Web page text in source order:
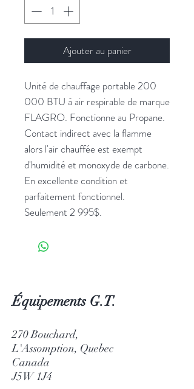
Ajouter au panier
Unité de chauffage portable 200
000 BTU à air respirable de marque
FLAGRO. Fonctionne au Propane.
Contact indirect avec la flamme
alors l'air chauffée est exempt
d'humidité et monoxyde de carbone.
En excellente condition et
parfaitement fonctionnel.
Seulement 2 995$.
Équipements G.T.
270 Bouchard,
L'Assomption, Quebec
Canada
J5W 1J4